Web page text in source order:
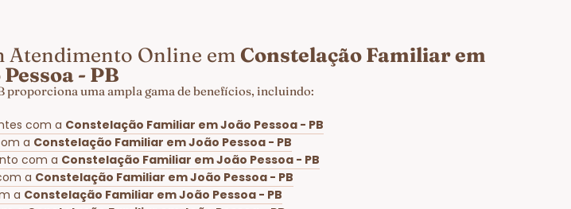
Atendimento Online em Constelação Familiar em
- PB
proporciona uma ampla gama de benefícios, incluindo:
com a Constelação Familiar em João Pessoa - PB
a Constelação Familiar em João Pessoa - PB
com a Constelação Familiar em João Pessoa - PB
a Constelação Familiar em João Pessoa - PB
a Constelação Familiar em João Pessoa - PB